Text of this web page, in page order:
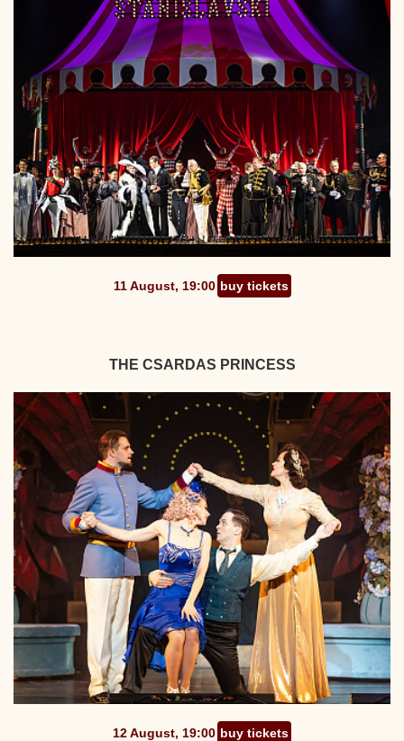
11 August, 19:00 buy tickets
THE CSARDAS PRINCESS
12 August, 19:00 buy tickets